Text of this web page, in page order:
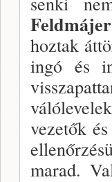
hoztak
ingó és
vezetők
marad.